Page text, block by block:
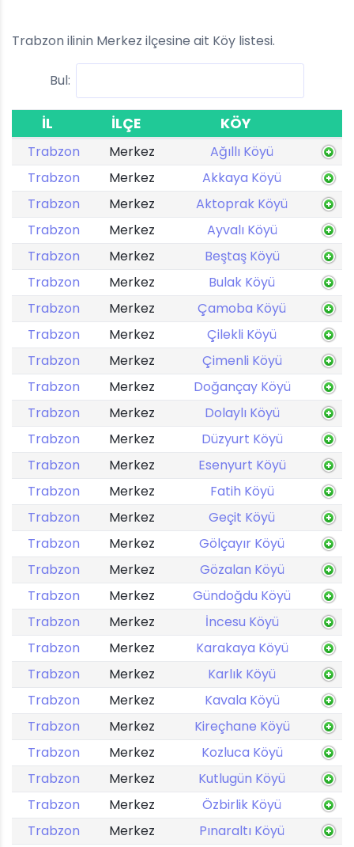
Trabzon ilinin Merkez ilçesine ait Köy listesi.
Bul:
İL İLÇE KÖY
Trabzon Merkez
Ağıllı Köyü
Trabzon
Merkez
Akkaya Köyü
Trabzon
Merkez
Aktoprak Köyü
Trabzon
Merkez
Ayvalı Köyü
Trabzon
Merkez
Beştaş Köyü
Trabzon
Merkez
Bulak Köyü
Trabzon
Merkez
Çamoba Köyü
Trabzon
Merkez
Çilekli Köyü
Trabzon
Merkez
Çimenli Köyü
Trabzon
Merkez
Doğançay Köyü
Trabzon
Merkez
Dolaylı Köyü
Trabzon
Merkez
Düzyurt Köyü
Trabzon
Merkez
Esenyurt Köyü
Trabzon
Merkez
Fatih Köyü
Trabzon
Merkez
Geçit Köyü
Trabzon
Merkez
Gölçayır Köyü
Trabzon
Merkez
Gözalan Köyü
Trabzon
Merkez
Gündoğdu Köyü
Trabzon
Merkez
İncesu Köyü
Trabzon
Merkez
Karakaya Köyü
Trabzon
Merkez
Karlık Köyü
Trabzon
Merkez
Kavala Köyü
Trabzon
Merkez
Kireçhane Köyü
Trabzon
Merkez
Kozluca Köyü
Trabzon
Merkez
Kutlugün Köyü
Trabzon
Merkez
Özbirlik Köyü
Trabzon
Merkez
Pınaraltı Köyü